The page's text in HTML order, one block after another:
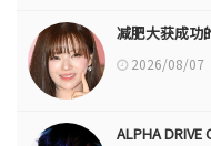
减肥大获成功
2026/08/07
ALPHA